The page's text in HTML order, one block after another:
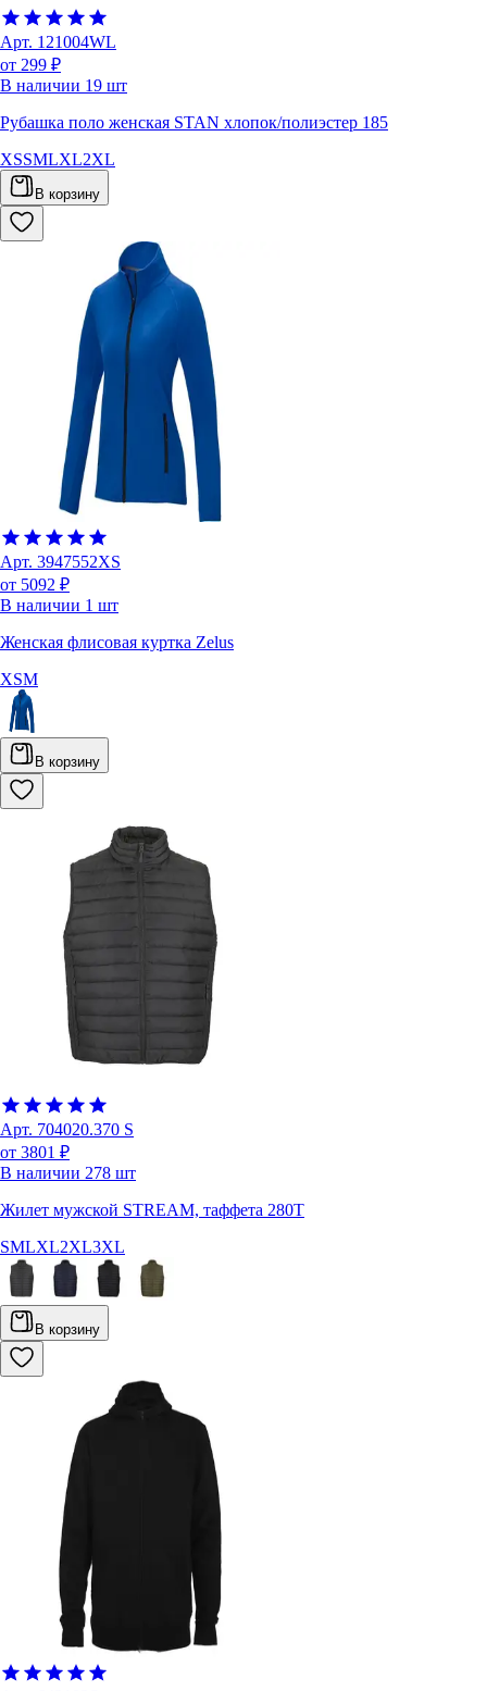
Арт. 121004WL
от 299 ₽
В наличии 19 шт
Рубашка поло женская STAN хлопок/полиэстер 185
XSSMLXL2XL
В корзину
Арт. 3947552XS
от 5092 ₽
В наличии 1 шт
Женская флисовая куртка Zelus
XSM
В корзину
Арт. 704020.370 S
от 3801 ₽
В наличии 278 шт
Жилет мужской STREAM, таффета 280Т
SMLXL2XL3XL
В корзину